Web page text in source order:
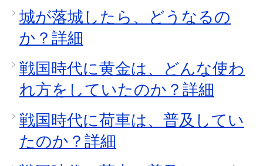
城が落城したら、どうなるの
か？詳細
戦国時代に黄金は、どんな使わ
れ方をしていたのか？詳細
戦国時代に荷車は、普及してい
たのか？詳細